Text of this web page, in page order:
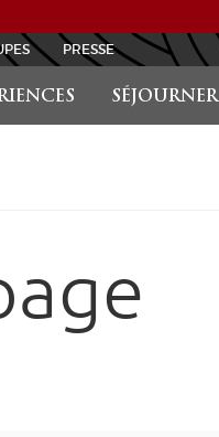
SÉJOURNER
PRESSE